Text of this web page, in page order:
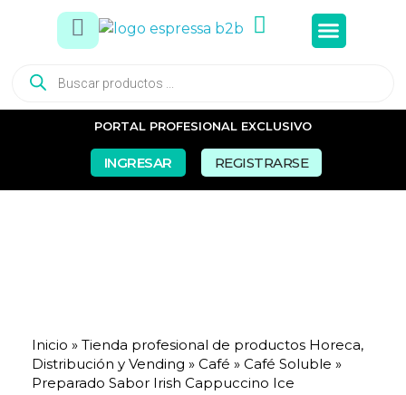
PORTAL PROFESIONAL EXCLUSIVO
INGRESAR REGISTRARSE
Inicio » Tienda profesional de productos Horeca,
Distribución y Vending » Café » Café Soluble »
Preparado Sabor Irish Cappuccino Ice